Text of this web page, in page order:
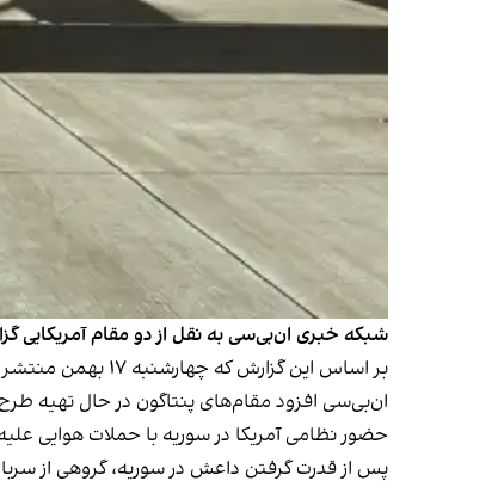
شبکه خبری ان‌بی‌سی به نقل از دو مقام آمریکایی
بر اساس این گزارش که چهارشنبه ۱۷ بهمن منتشر شد، دونالد ترامپ، رییس‌جمهوری آمریکا و نزدیکان او اخیرا نسبت به خروج نظامیان این کشور از سوریه ابراز تمایل کرده‌اند.
ان‌بی‌سی افزود مقام‌های پنتاگون در حال تهیه طرح‌هایی هستند که در چارچوب
حضور نظامی آمریکا در سوریه با حملات هوایی علیه
پس از قدرت گرفتن داعش در سوریه، گروهی از